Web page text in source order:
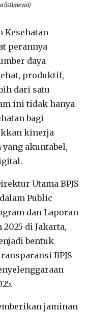
(istimewa)
Kesehatan
perannya
daya
produktif,
dari satu
ini tidak hanya
bagi
kinerja
akuntabel,
Utama BPJS
Public
dan Laporan
2025 di Jakarta,
bentuk
BPJS
jaminan